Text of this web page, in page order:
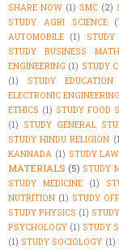
SHARE NOW (1) SMC (2)
STUDY AGRI SCIENCE
AUTOMOBILE (1)
STUDY BUSINESS
ENGINEERING (1) STUDY
(1)
STUDY EDUCATION
ELECTRONIC ENGINEERING
ETHICS (1) STUDY FOOD
(1) STUDY GENERAL
STUDY HINDU RELIGION
KANNADA (1) STUDY LAW
MATERIALS (5) STUDY
STUDY MEDICINE
(1)
NUTRITION (1) STUDY
STUDY PHYSICS (1)
PSYCHOLOGY (1) STUDY
(1) STUDY SOCIOLOGY (1)